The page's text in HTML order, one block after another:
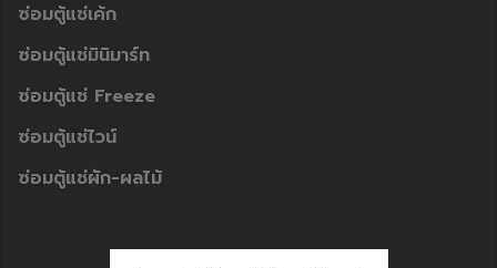
ซ่อมตู้แช่เค้ก
ซ่อมตู้แช่มินิมาร์ท
ซ่อมตู้แช่ Freeze
ซ่อมตู้แช่ไวน์
ซ่อมตู้แช่ผัก-ผลไม้